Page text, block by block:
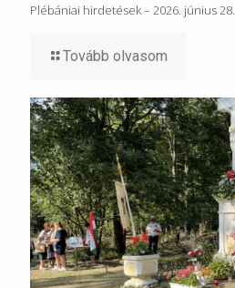
Plébániai hirdetések – 2026. június 28.
Tovább olvasom